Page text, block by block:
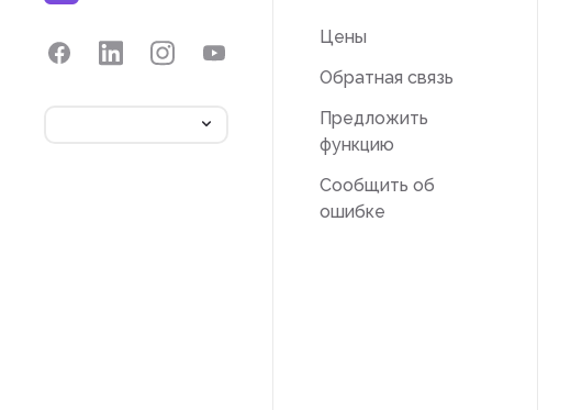
Цены
Обратная связь
Предложить
функцию
Сообщить об
ошибке